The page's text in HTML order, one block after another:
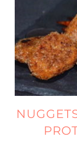
Produits sains
Click and collect
Traiteur